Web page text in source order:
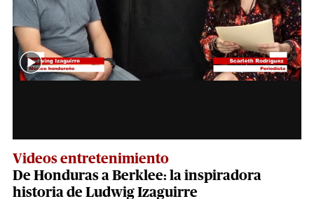
Videos entretenimiento
De Honduras a Berklee: la inspiradora
historia de Ludwig Izaguirre